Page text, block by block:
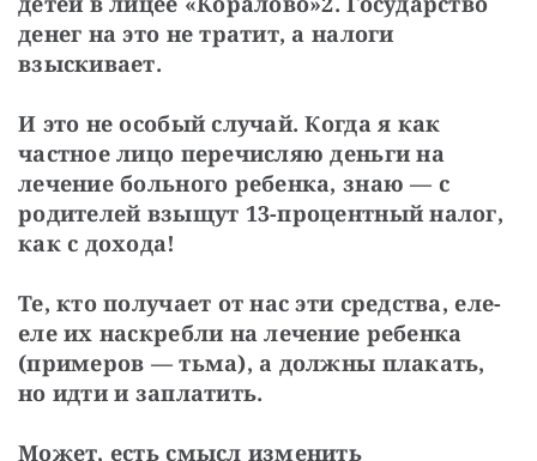
денег на это не тратит, а налоги
взыскивает.
И это не особый случай. Когда я как
частное лицо перечисляю деньги на
лечение больного ребенка, знаю — с
родителей взыщут 13-процентный налог,
как с дохода!
Те, кто получает от нас эти средства, еле-
еле их наскребли на лечение ребенка
(примеров — тьма), а должны плакать,
но идти и заплатить.
Может, есть смысл изменить